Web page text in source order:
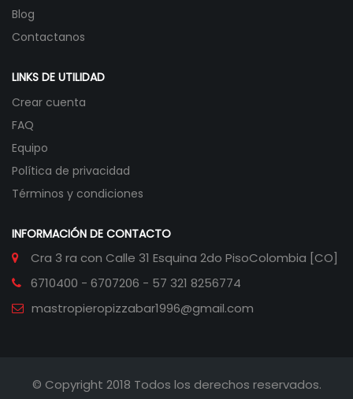
Blog
Contactanos
LINKS DE UTILIDAD
Crear cuenta
FAQ
Equipo
Política de privacidad
Términos y condiciones
INFORMACIÓN DE CONTACTO
Cra 3 ra con Calle 31 Esquina 2do PisoColombia [CO]
6710400 - 6707206 - 57 321 8256774
mastropieropizzabar1996@gmail.com
© Copyright 2018 Todos los derechos reservados.